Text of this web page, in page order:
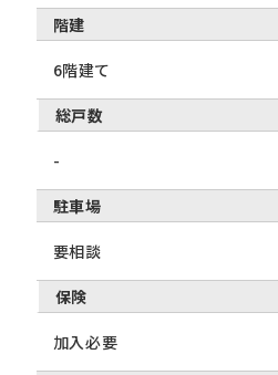
階建
6階建て
総戸数
-
駐車場
要相談
保険
加入必要